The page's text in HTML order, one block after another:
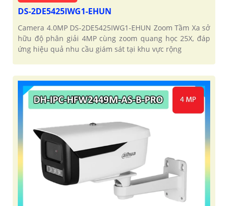
DS-2DE5425IWG1-EHUN
Camera 4.0MP DS-2DE5425IWG1-EHUN Zoom Tầm Xa sở
hữu độ phân giải 4MP cùng zoom quang học 25X, đáp
ứng hiệu quả nhu cầu giám sát tại khu vực rộng